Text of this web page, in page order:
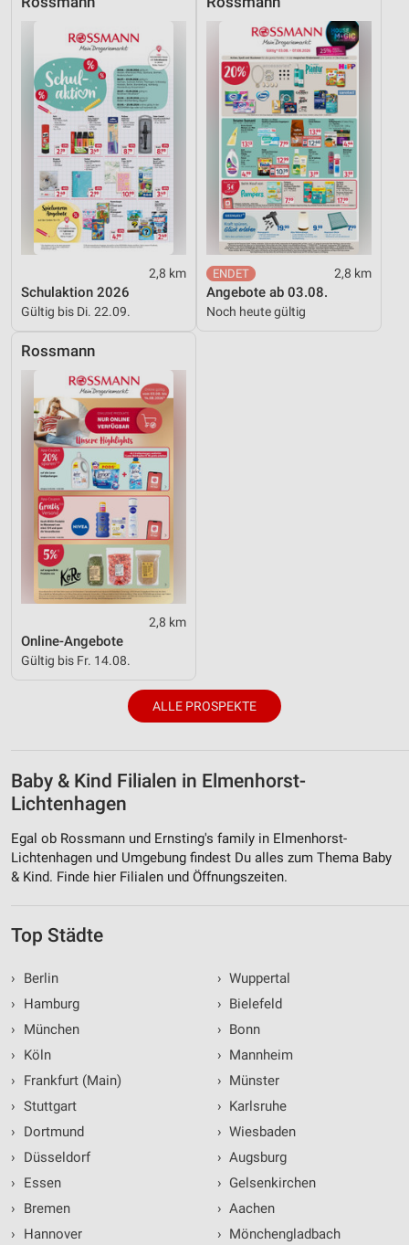
2,8 km
Schulaktion 2026
Gültig bis Di. 22.09.
2,8 km
Angebote ab 03.08.
Noch heute gültig
Rossmann
2,8 km
Online-Angebote
Gültig bis Fr. 14.08.
ALLE PROSPEKTE
Baby & Kind Filialen in Elmenhorst-
Lichtenhagen
Egal ob Rossmann und Ernsting's family in Elmenhorst-
Lichtenhagen und Umgebung findest Du alles zum Thema Baby
& Kind. Finde hier Filialen und Öffnungszeiten.
Top Städte
›
Berlin
›
Hamburg
›
München
›
Köln
›
Frankfurt (Main)
› Stuttgart
›
Dortmund
›
Düsseldorf
›
Essen
›
Bremen
›
Hannover
› Wuppertal
› Bielefeld
› Bonn
› Mannheim
› Münster
› Karlsruhe
› Wiesbaden
› Augsburg
› Gelsenkirchen
› Aachen
› Mönchengladbach
Funktional
Werbung